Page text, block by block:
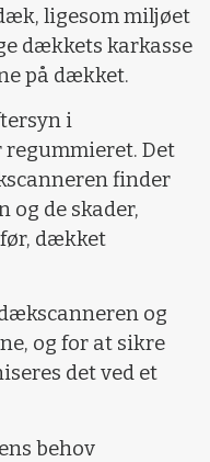
ligesom miljøet
dækkets karkasse
på dækket.
i
Det
finder
og de skader,
dækket
og
og for at sikre
det ved et
behov